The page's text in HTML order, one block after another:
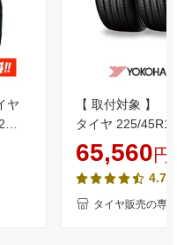
ヤ
4
【 取付対象 】
タイヤ 225/
（ アドバン デシ
サマータイヤ 4本
65,560円
4.75
タイヤ販売の専